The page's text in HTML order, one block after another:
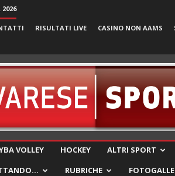
2026
RISULTATI LIVE CASINO NON AAMS
VOLLEY HOCKEY ALTRI SPORT
RUBRICHE